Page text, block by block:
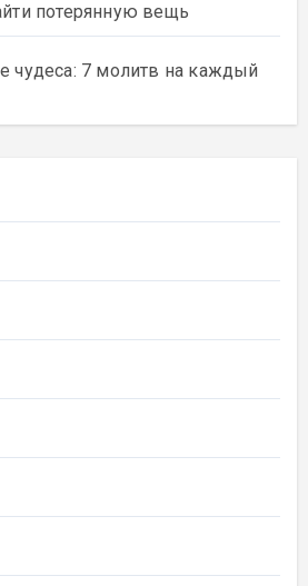
потерянную вещь
чудеса: 7 молитв на каждый